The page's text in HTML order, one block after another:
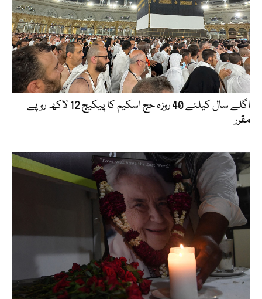
اگلے سال کیلئے 40 روزہ حج اسکیم کا پیکیج 12 لاکھ روپے
مقرر